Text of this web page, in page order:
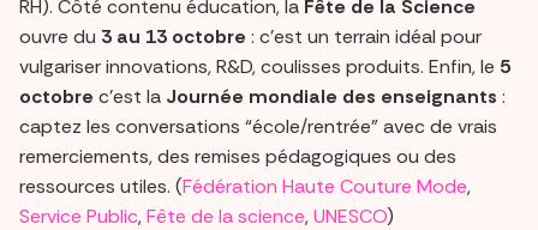
RH). Côté contenu éducation, la Fête de la Science
ouvre du 3 au 13 octobre : c’est un terrain idéal pour
vulgariser innovations, R&D, coulisses produits. Enfin, le 5
octobre c’est la Journée mondiale des enseignants :
captez les conversations “école/rentrée” avec de vrais
remerciements, des remises pédagogiques ou des
ressources utiles. (Fédération Haute Couture Mode,
Service Public,Fête de la science,UNESCO)